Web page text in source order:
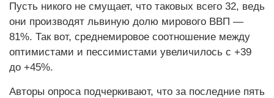
Пусть никого не смущает, что таковых всего 32, ведь
они производят львиную долю мирового ВВП —
81%. Так вот, среднемировое соотношение между
оптимистами и пессимистами увеличилось с +39
до +45%.
Авторы опроса подчеркивают, что за последние пять